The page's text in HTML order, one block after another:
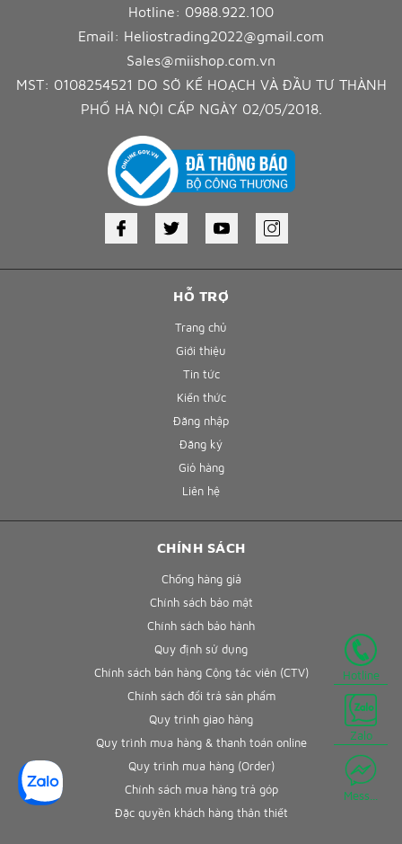
Hotline
Zalo
Mess...
HỖ TRỢ
Trang chủ
Giới thiệu
Tin tức
Kiến thức
Đăng nhập
Đăng ký
Giỏ hàng
Liên hệ
Hotline: 0988.922.100
Email: Heliostrading2022@gmail.com
Sales@miishop.com.vn
MST: 0108254521 DO SỞ KẾ HOẠCH VÀ ĐẦU TƯ THÀNH
PHỐ HÀ NỘI CẤP NGÀY 02/05/2018.
CHÍNH SÁCH
Chống hàng giả
Chính sách bảo mật
Chính sách bảo hành
Quy định sử dụng
Chính sách bán hàng Cộng tác viên (CTV)
Chính sách đổi trả sản phẩm
Quy trình giao hàng
Quy trình mua hàng & thanh toán online
Quy trình mua hàng (Order)
Chính sách mua hàng trả góp
Đặc quyền khách hàng thân thiết